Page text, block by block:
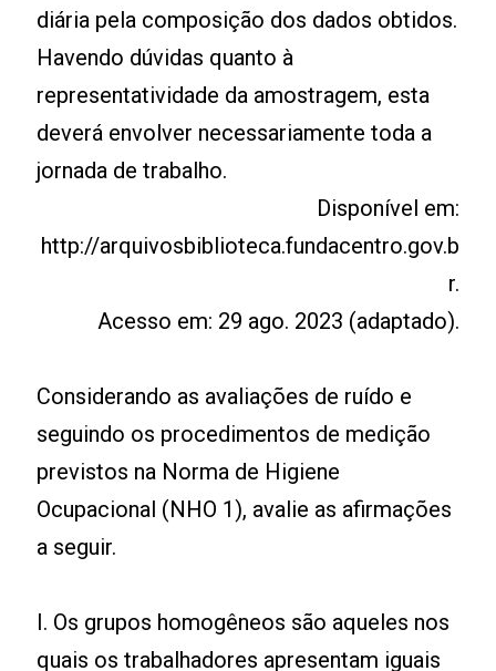
diária pela composição dos dados obtidos.
Havendo dúvidas quanto à
representatividade da amostragem, esta
deverá envolver necessariamente toda a
jornada de trabalho.
Disponível em:
http://arquivosbiblioteca.fundacentro.gov.b
r.
Acesso em: 29 ago. 2023 (adaptado).
Considerando as avaliações de ruído e
seguindo os procedimentos de medição
previstos na Norma de Higiene
Ocupacional (NHO 1), avalie as afirmações
a seguir.
I. Os grupos homogêneos são aqueles nos
quais os trabalhadores apresentam iguais